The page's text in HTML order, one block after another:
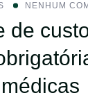
NENHUM
de